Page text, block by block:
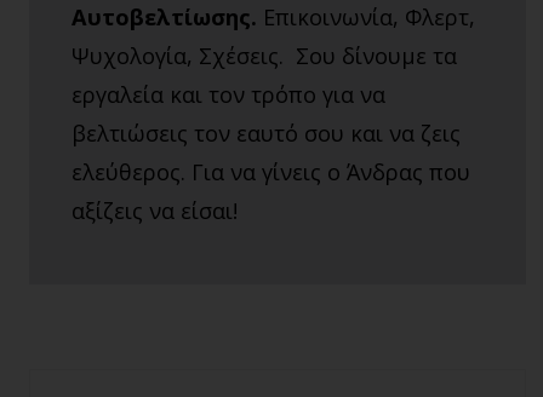
Αυτοβελτίωσης. Επικοινωνία, Φλερτ,
Ψυχολογία, Σχέσεις. Σου δίνουμε τα
εργαλεία και τον τρόπο για να
βελτιώσεις τον εαυτό σου και να ζεις
ελεύθερος. Για να γίνεις ο Άνδρας που
αξίζεις να είσαι!